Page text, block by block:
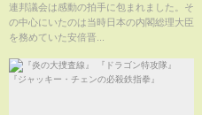
感動の瞬間！
連邦議会は感動の拍手に包まれました。そ
の中心にいたのは当時日本の内閣総理大臣
を務めていた安倍晋...